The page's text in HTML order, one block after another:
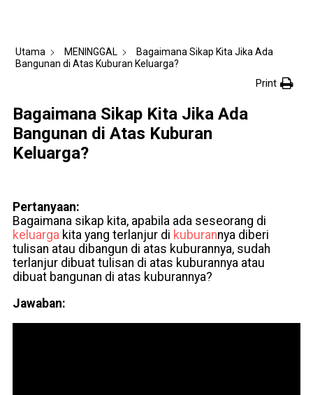
Utama MENINGGAL
Bagaimana Sikap Kita Jika Ada
Bangunan di Atas Kuburan Keluarga?
Print
Bagaimana Sikap Kita Jika Ada
Bangunan di Atas Kuburan
Keluarga?
Pertanyaan:
Bagaimana sikap kita, apabila ada seseorang di
keluargakita yang terlanjur di kuburannya diberi
tulisan atau dibangun di atas kuburannya, sudah
terlanjur dibuat tulisan di atas kuburannya atau
dibuat bangunan di atas kuburannya?
Jawaban: